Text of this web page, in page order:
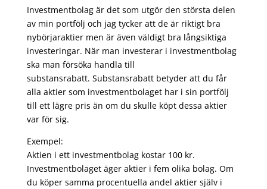
Investmentbolag är det som utgör den största delen
av min portfölj och jag tycker att de är riktigt bra
nybörjaraktier men är även väldigt bra långsiktiga
investeringar. När man investerar i investmentbolag
ska man försöka handla till
substansrabatt. Substansrabatt betyder att du får
alla aktier som investmentbolaget har i sin portfölj
till ett lägre pris än om du skulle köpt dessa aktier
var för sig.
Exempel:
Aktien i ett investmentbolag kostar 100 kr.
Investmentbolaget äger aktier i fem olika bolag. Om
du köper samma procentuella andel aktier själv i